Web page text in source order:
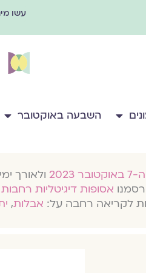
עשו
השבעה באוקטובר
2023
ולאורך
אסופות דיגיטליות
לקריאה רחבה על: אבלות,